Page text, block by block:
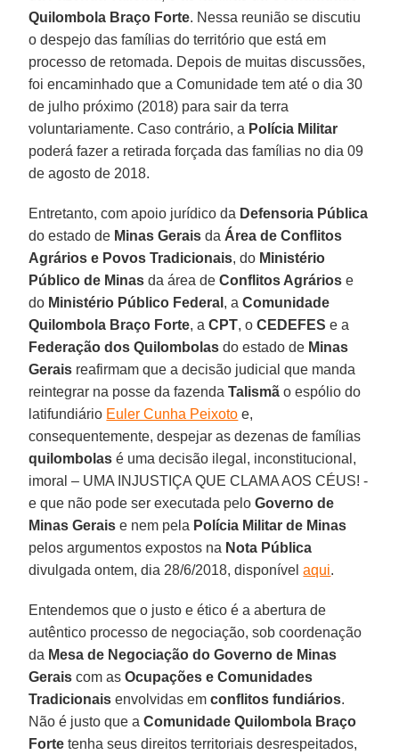
Quilombola Braço Forte. Nessa reunião se discutiu
o despejo das famílias do território que está em
processo de retomada. Depois de muitas discussões,
foi encaminhado que a Comunidade tem até o dia 30
de julho próximo (2018) para sair da terra
voluntariamente. Caso contrário, a Polícia Militar
poderá fazer a retirada forçada das famílias no dia 09
de agosto de 2018.
Entretanto, com apoio jurídico da Defensoria Pública
do estado de Minas Gerais da Área de Conflitos
Agrários e Povos Tradicionais, do Ministério
Público de Minas da área deConflitos Agrários e
do Ministério Público Federal , aComunidade
Quilombola Braço Forte, aCPT, oCEDEFES e a
Federação dos Quilombolas do estado de Minas
Gerais reafirmam que a decisão judicial que manda
reintegrar na posse da fazendaTalismã o espólio do
latifundiário Euler Cunha Peixoto e,
consequentemente, despejar as dezenas de famílias
quilombolas é uma decisão ilegal, inconstitucional,
imoral – UMA INJUSTIÇA QUE CLAMA AOS CÉUS! -
e que não pode ser executada peloGoverno de
Minas Gerais e nem pela Polícia Militar de Minas
pelos argumentos expostos na Nota Pública
divulgada ontem, dia 28/6/2018, disponívelaqui.
Entendemos que o justo e ético é a abertura de
autêntico processo de negociação, sob coordenação
da Mesa de Negociação do Governo de Minas
Gerais com asOcupações e Comunidades
Tradicionais envolvidas emconflitos fundiários.
Não é justo que aComunidade Quilombola Braço
Forte tenha seus direitos territoriais desrespeitados,